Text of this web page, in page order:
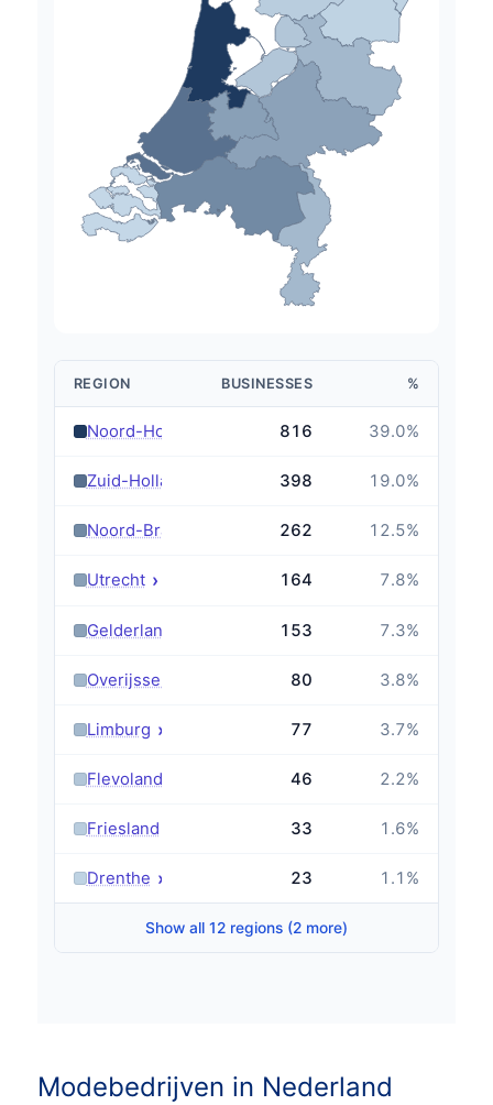
REGION BUSINESSES %
Noord-Holland 816 39.0%
Zuid-Holland 398 19.0%
Noord-Brabant 262 12.5%
Utrecht › 164 7.8%
Gelderland 153 7.3%
Overijssel 80 3.8%
Limburg › 77 3.7%
Flevoland 46 2.2%
Friesland 33 1.6%
Drenthe › 23 1.1 %
Show all 12 regions (2 more)
Modebedrijven in Nederland